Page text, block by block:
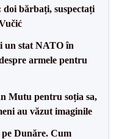
bărbați, suspectați
un stat NATO în
armele pentru
Mutu pentru soția sa,
au văzut imaginile
Dunăre. Cum